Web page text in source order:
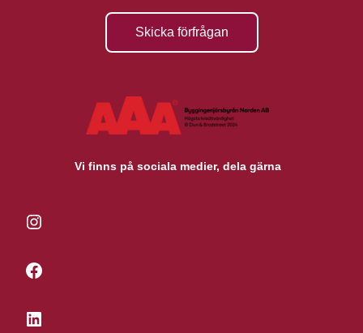
Skicka förfrågan
Vi finns på sociala medier, dela gärna
Instagram
Facebook
LinkedIn